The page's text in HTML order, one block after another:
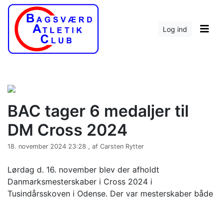
Log ind
BAC tager 6 medaljer til
DM Cross 2024
18. november 2024 23:28 , af Carsten Rytter
Lørdag d. 16. november blev der afholdt
Danmarksmesterskaber i Cross 2024 i
Tusindårsskoven i Odense. Der var mesterskaber både